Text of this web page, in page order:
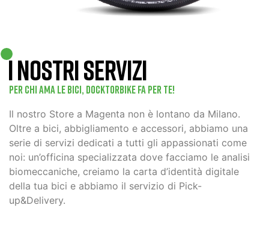
I NOSTRI SERVIZI
Per chi ama le bici, Docktorbike fa per te!
Il nostro Store a Magenta non è lontano da Milano.
Oltre a bici, abbigliamento e accessori, abbiamo una
serie di servizi dedicati a tutti gli appassionati come
noi: un’officina specializzata dove facciamo le analisi
biomeccaniche, creiamo la carta d’identità digitale
della tua bici e abbiamo il servizio di Pick-
up&Delivery.